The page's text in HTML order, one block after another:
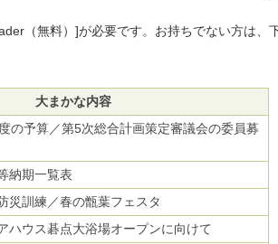
（無料）]が必要です。お持ちでない方は、
大まかな内容
の予算／第5次総合計画策定審議会の委員募
納期一覧表
災訓練／春の甑葉フェスタ
ハウス碁点大浴場オープンに向けて